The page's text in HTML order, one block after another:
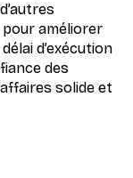
améliorer
d’exécution
des
solide et